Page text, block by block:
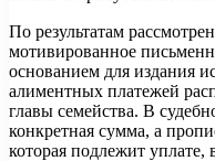
По результатам
мотивированное
основанием для издания
алиментных платежей
главы семейства. В
конкретная сумма, а
которая подлежит уплате,